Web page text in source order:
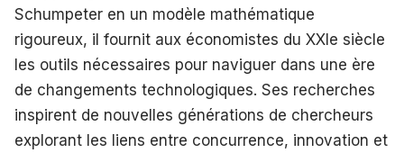
Schumpeter en un modèle mathématique
rigoureux, il fournit aux économistes du XXIe siècle
les outils nécessaires pour naviguer dans une ère
de changements technologiques. Ses recherches
inspirent de nouvelles générations de chercheurs
explorant les liens entre concurrence, innovation et